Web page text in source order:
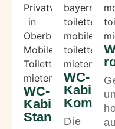
WC-
Kabine
Standard
WC-
Kabine
Komfort
Die